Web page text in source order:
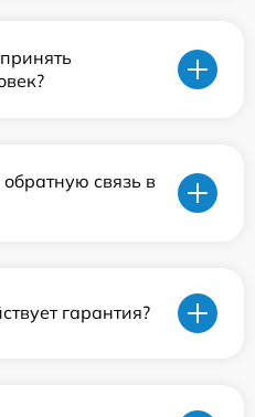
связь в
гарантия?